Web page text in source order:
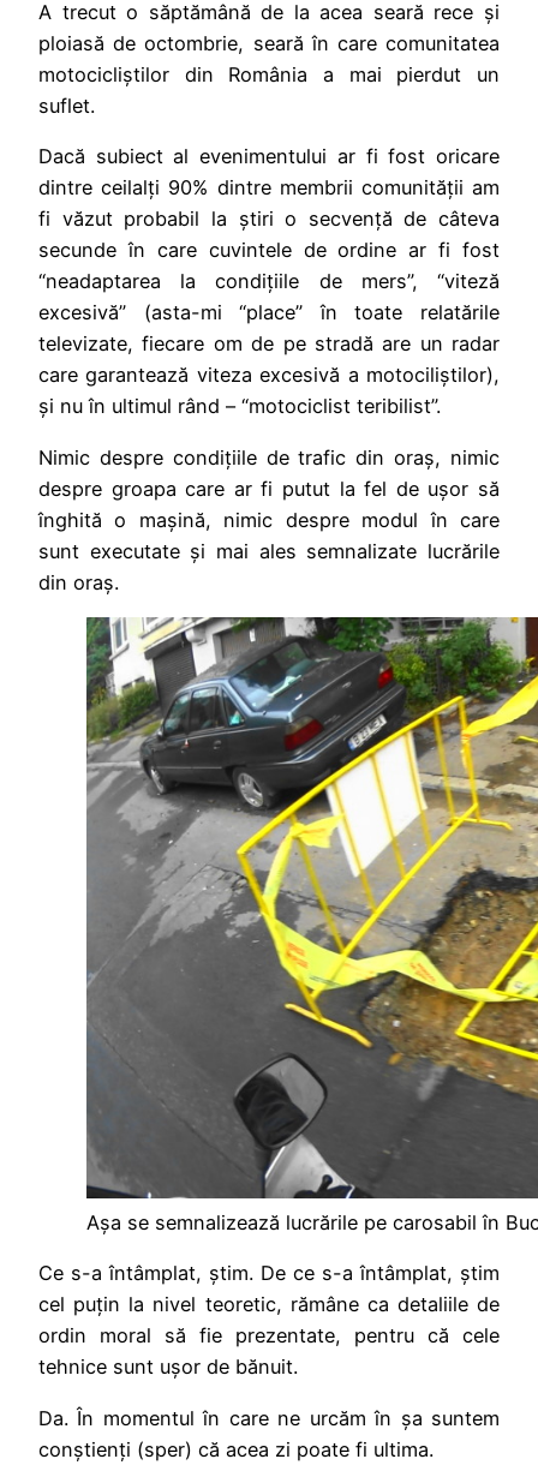
A trecut o săptămână de la acea seară rece și
ploiasă de octombrie, seară în care comunitatea
motocicliștilor din România a mai pierdut un
suflet.
Dacă subiect al evenimentului ar fi fost oricare
dintre ceilalți 90% dintre membrii comunității am
fi văzut probabil la știri o secvență de câteva
secunde în care cuvintele de ordine ar fi fost
“neadaptarea la condițiile de mers”, “viteză
excesivă” (asta-mi “place” în toate relatările
televizate, fiecare om de pe stradă are un radar
care garantează viteza excesivă a motociliștilor),
și nu în ultimul rând – “motociclist teribilist”.
Nimic despre condițiile de trafic din oraș, nimic
despre groapa care ar fi putut la fel de ușor să
înghită o mașină, nimic despre modul în care
sunt executate și mai ales semnalizate lucrările
din oraș.
Așa se semnalizează lucrările pe carosabil în
Ce s-a întâmplat, știm. De ce s-a întâmplat, știm
cel puțin la nivel teoretic, rămâne ca detaliile de
ordin moral să fie prezentate, pentru că cele
tehnice sunt ușor de bănuit.
Da. În momentul în care ne urcăm în șa suntem
conștienți (sper) că acea zi poate fi ultima.